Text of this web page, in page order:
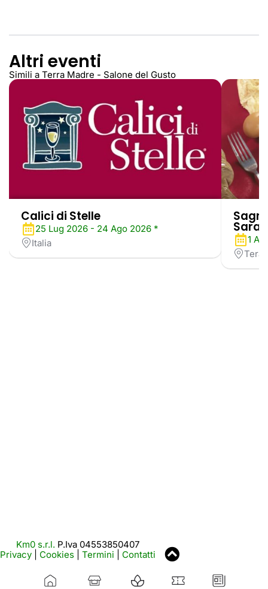
Altri eventi
Simili a Terra Madre - Salone del Gusto
Calici di Stelle
25 Lug 2026 - 24 Ago 2026 *
Italia
1
Km0 s.r.l. P.Iva 04553850407
Privacy
Cookies Termini Contatti